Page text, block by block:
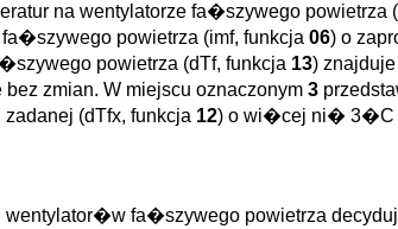
na wentylatorze fa�szywego powietrza
powietrza (imf, funkcja 06) o
powietrza (dTf, funkcja 13)
bez zmian. W miejscu oznaczonym 3
(dTfx, funkcja 12) o wi�cej ni� 3�C
fa�szywego powietrza